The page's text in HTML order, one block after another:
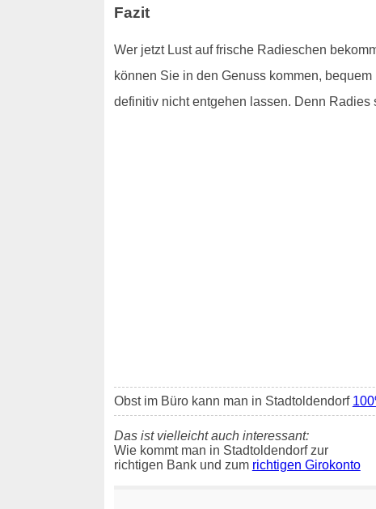
Fazit
Wer jetzt Lust auf frische Radieschen
können Sie in den Genuss kommen,
definitiv nicht entgehen lassen. Denn Radies
Obst im Büro kann man in Stadtoldendorf
Das ist vielleicht auch interessant:
Wie kommt man in Stadtoldendorf zur
richtigen Bank und zum richtigen Girokonto